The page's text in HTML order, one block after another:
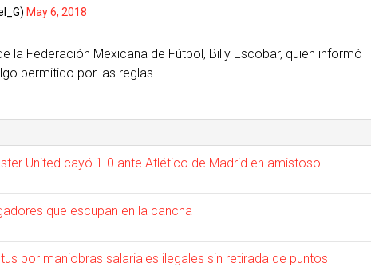
May 6, 2018
la Federación Mexicana de Fútbol, Billy Escobar, quien informó
permitido por las reglas.
United cayó 1-0 ante Atlético de Madrid en amistoso
que escupan en la cancha
por maniobras salariales ilegales sin retirada de puntos